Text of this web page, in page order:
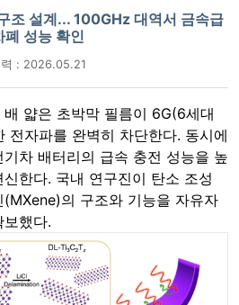
조 설계... 100GHz 대역서 금속급
폐 성능 확인
력 : 2026.05.21
얇은 초박막 필름이 6G(6세대
전자파를 완벽히 차단한다. 동시에
차 배터리의 급속 충전 성능을 높
한다. 국내 연구진이 탄소 조성
의 구조와 기능을 자유자
했다.